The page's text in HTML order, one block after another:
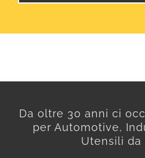
Da oltre 30 anni ci
per Automotive,
Utensili da